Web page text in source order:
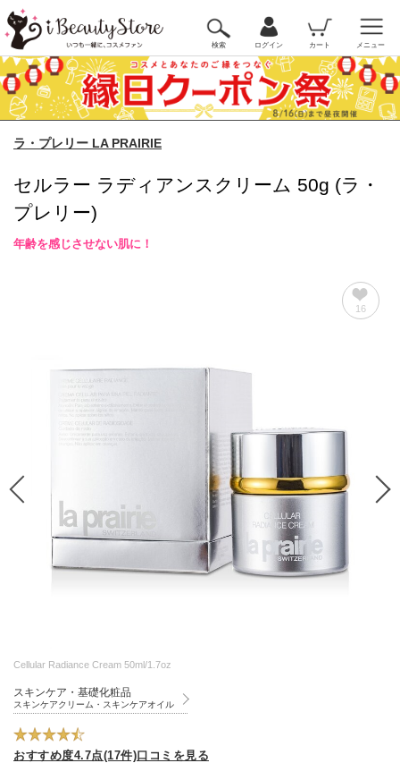
検索 ログイン カート メニュー
ラ・プレリー LA PRAIRIE
セルラー ラディアンスクリーム 50g (ラ・
プレリー)
年齢を感じさせない肌に！
16
Cellular Radiance Cream 50ml/1.7oz
スキンケア・基礎化粧品
スキンケアクリーム・スキンケアオイル
おすすめ度4.7点(17件)口コミを見る